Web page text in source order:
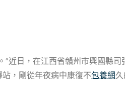
”近日，在江西省贛州市興國縣
，剛從年夜病中康復不包養網久